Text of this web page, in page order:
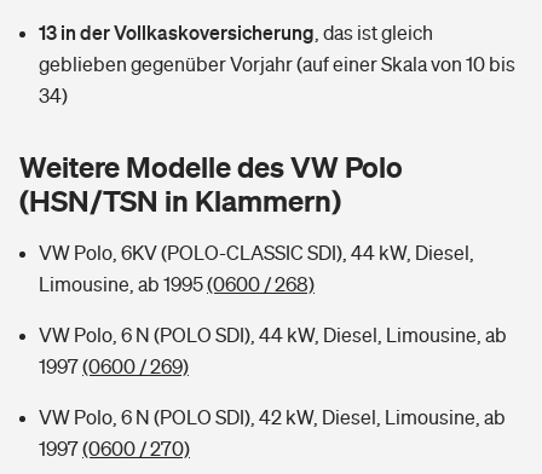
Tools
Hochwasser-Check: Wie gefährdet ist Ihr Haus?
Sie haben Fragen?
Handyversicherung
Private Cyberversicherung
Zur Übersicht
Kinderunfall-Check: Mehr Sicherheit für deine Kids
Wer versichert was: Jetzt Versicherer finden
Rentenrechner: Wie viel Geld bekomme ich im Alter?
13 in der Vollkaskoversicherung das ist gleich
geblieben gegenüber Vorjahr (auf einer Skala von 10 bis
34)
Weitere Modelle des VW Polo
(HSN/TSN in Klammern)
VW Polo, 6KV (POLO-CLASSIC SDI), 44 kW, Diesel,
Limousine, ab 1995(0600 / 268)
VW Polo, 6 N (POLO SDI), 44 kW, Diesel, Limousine, ab
1997(0600 / 269)
VW Polo, 6 N (POLO SDI), 42 kW, Diesel, Limousine, ab
1997(0600 / 270)